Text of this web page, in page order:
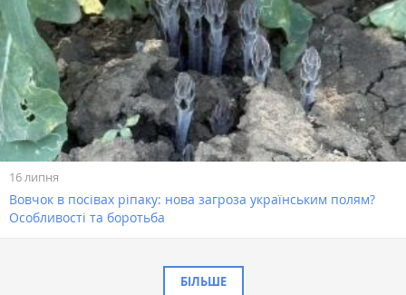
16 липня
Вовчок в посівах ріпаку: нова загроза українським полям?
Особливості та боротьба
БІЛЬШЕ